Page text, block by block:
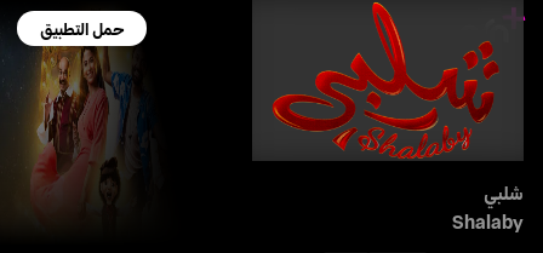
حمل التطبيق
شلبي
Shalaby